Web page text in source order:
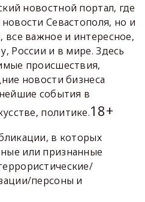
новостной портал, где
Севастополя, но и
все важное и интересное,
России и в мире. Здесь
происшествия,
новости бизнеса
события в
политике.18+
в которых
или признанные
персоны и